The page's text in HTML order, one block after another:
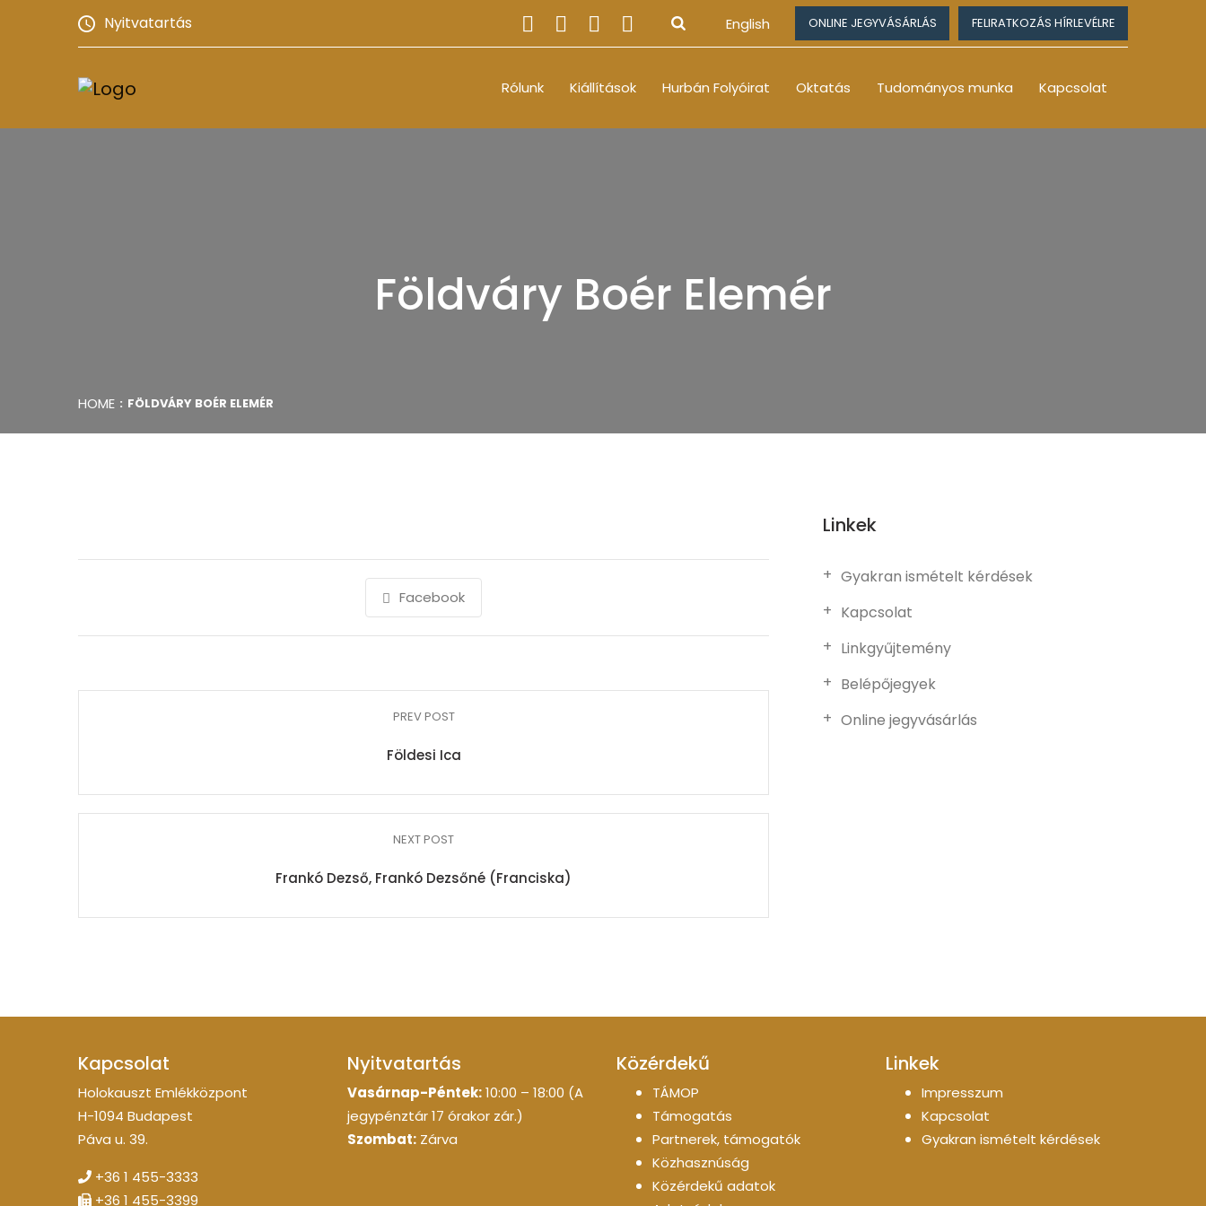
Nyitvatartás English ONLINE JEGYVÁSÁRLÁS FELIRATKOZÁS HÍRLEVÉLRE
Rólunk Kiállítások Hurbán Folyóirat Oktatás Tudományos munka Kapcsolat
Földváry Boér Elemér
HOME FÖLDVÁRY BOÉR ELEMÉR
Facebook
PREV POST
Földesi Ica
NEXT POST
Frankó Dezső, Frankó Dezsőné (Franciska)
Linkek
Gyakran ismételt kérdések
Kapcsolat
Linkgyűjtemény
Belépőjegyek
Online jegyvásárlás
Kapcsolat
Holokauszt Emlékközpont
H-1094 Budapest
Páva u. 39.
+36 1 455-3333
+36 1 455-3399
Nyitvatartás
Vasárnap-Péntek:10:00 – 18:00 (A
jegypénztár 17 órakor zár.)
Szombat: Zárva
Közérdekű
TÁMOP
Támogatás
Partnerek, támogatók
Közhasznúság
Közérdekű adatok
Linkek
Impresszum
Kapcsolat
Gyakran ismételt kérdések